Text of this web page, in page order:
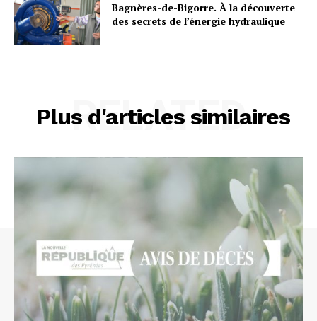
Bagnères-de-Bigorre. À la découverte
des secrets de l’énergie hydraulique
Plus d'articles similaires
RELATED